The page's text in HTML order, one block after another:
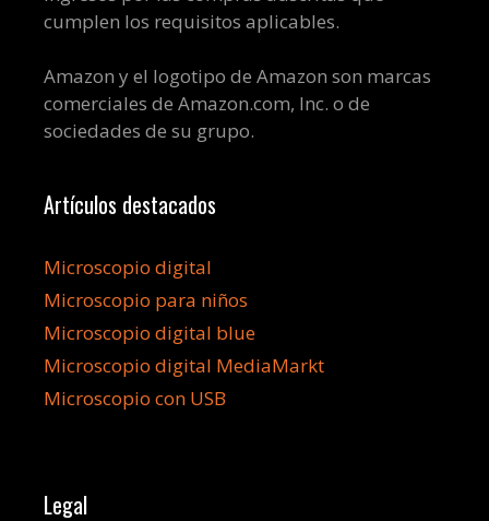
cumplen los requisitos aplicables.
Amazon y el logotipo de Amazon son marcas
comerciales de Amazon.com, Inc. o de
sociedades de su grupo.
Artículos destacados
Microscopio digital
Microscopio para niños
Microscopio digital blue
Microscopio digital MediaMarkt
Microscopio con USB
Legal